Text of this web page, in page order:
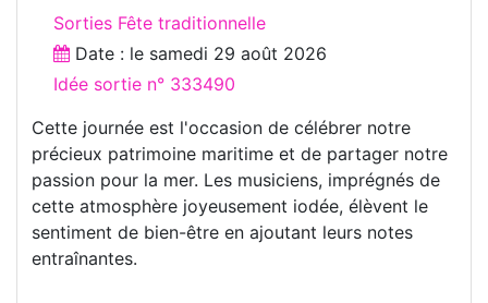
Sorties Fête traditionnelle
Date : le samedi 29 août 2026
Idée sortie n° 333490
Cette journée est l'occasion de célébrer notre
précieux patrimoine maritime et de partager notre
passion pour la mer. Les musiciens, imprégnés de
cette atmosphère joyeusement iodée, élèvent le
sentiment de bien-être en ajoutant leurs notes
entraînantes.